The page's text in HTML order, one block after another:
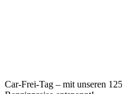
Car-Frei-Tag – mit unseren